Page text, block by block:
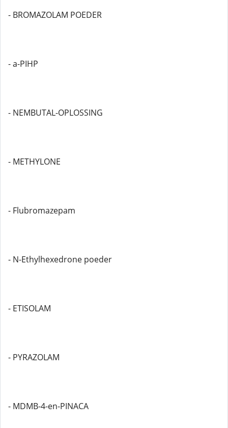
- BROMAZOLAM POEDER
- a-PIHP
- NEMBUTAL-OPLOSSING
- METHYLONE
- Flubromazepam
- N-Ethylhexedrone poeder
- ETISOLAM
- PYRAZOLAM
- MDMB-4-en-PINACA